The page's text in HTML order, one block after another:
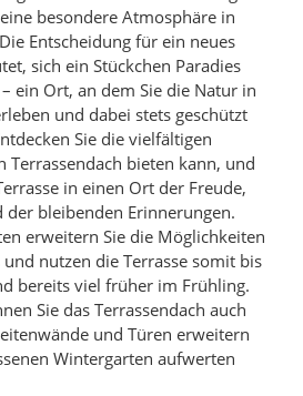
besondere Atmosphäre in
Entscheidung für ein neues
sich ein Stückchen Paradies
ein Ort, an dem Sie die Natur in
und dabei stets geschützt
Sie die vielfältigen
Terrassendach bieten kann, und
in einen Ort der Freude,
der bleibenden Erinnerungen.
erweitern Sie die Möglichkeiten
und nutzen die Terrasse somit bis
bereits viel früher im Frühling.
Sie das Terrassendach auch
und Türen erweitern
Wintergarten aufwerten